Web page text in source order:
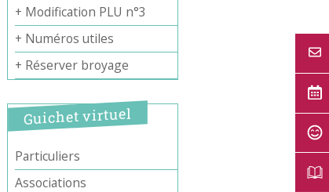
+ Modification PLU n°3
+ Numéros utiles
+ Réserver broyage
Guichet virtuel
Particuliers
Associations